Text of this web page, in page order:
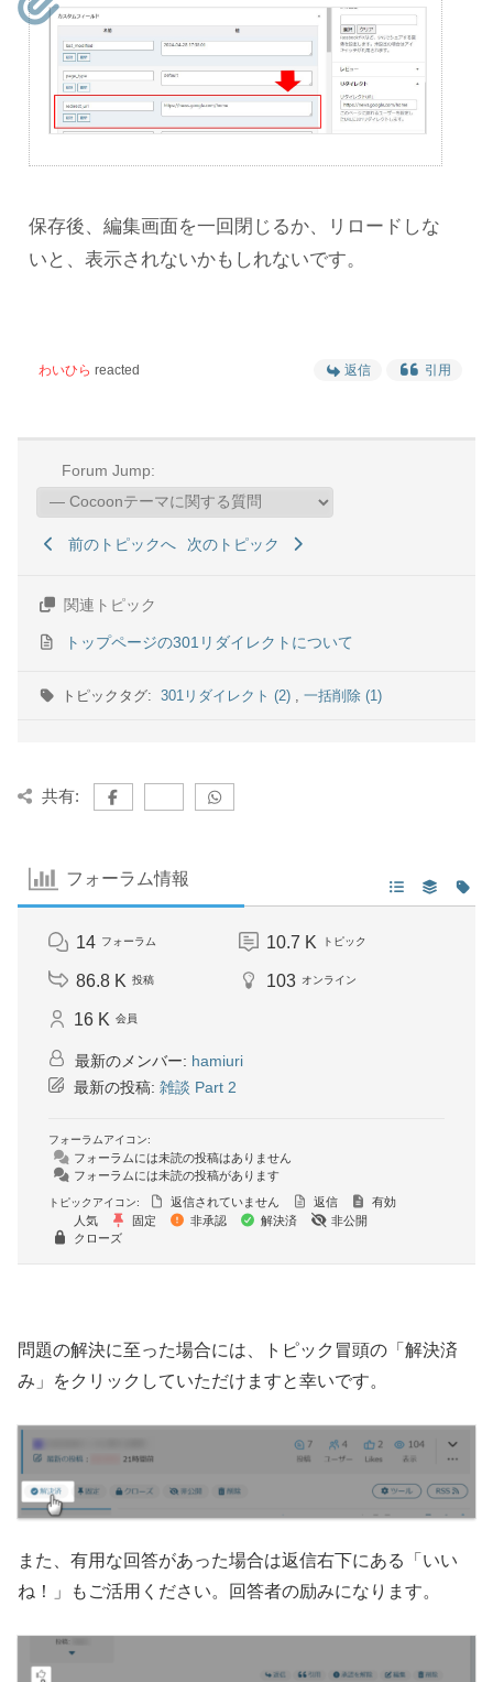
保存後、編集画面を一回閉じるか、リロードしな
いと、表示されないかもしれないです。
わいひら reacted 返信 引用
Forum Jump:
前のトピックへ 次のトピック
関連トピック
トップページの301リダイレクトについて
トピックタグ:301リダイレクト (2) 一括削除 (1)
共有:
フォーラム情報
14 フォーラム 10.7 K トピック
86.8 K 投稿 103 オンライン
16 K 会員
最新のメンバー: hamiuri
最新の投稿: 雑談 Part 2
フォーラムアイコン:
フォーラムには未読の投稿はありません
フォーラムには未読の投稿があります
トピックアイコン: 返信されていません 返信
有効
人気
固定 非承認 解決済
非公開
クローズ
問題の解決に至った場合には、トピック冒頭の「解決済
み」をクリックしていただけますと幸いです。
また、有用な回答があった場合は返信右下にある「いい
ね！」もご活用ください。回答者の励みになります。